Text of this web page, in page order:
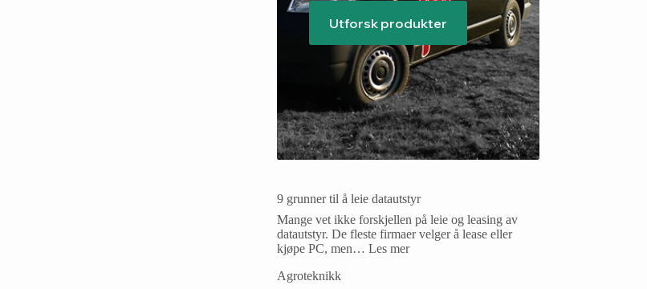
Utforsk produkter
9 grunner til å leie datautstyr
Mange vet ikke forskjellen på leie og leasing av
datautstyr. De fleste firmaer velger å lease eller
kjøpe PC, men…Les mer
Agroteknikk